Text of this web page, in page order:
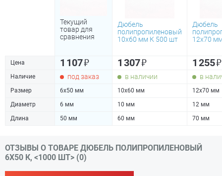
Текущий
товар для
сравнения
Дюбель
полипропиленовый
10х60 мм К 500 шт
Дюбель
12х70
Цена 1 107₽ 1 307₽ 1 255₽
Наличие под заказ в наличии в
Размер 6х50 мм 10х60 мм
12х70 мм
Диаметр
6 мм 10 мм
12 мм
Длина
50 мм 60 мм 70 мм
ОТЗЫВЫ О ТОВАРЕ ДЮБЕЛЬ ПОЛИПРОПИЛЕНОВЫЙ
6Х50 К, <1000 ШТ> (0)